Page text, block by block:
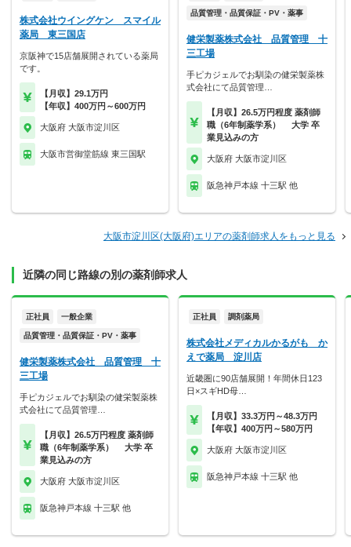
株式会社ウイングケン スマイル
薬局 東三国店
京阪神で15店舗展開されている薬局
です。
【月収】29.1万円
【年収】400万円～600万円
大阪府 大阪市淀川区
大阪市営御堂筋線 東三国駅
品質管理・品質保証・PV・薬事
健栄製薬株式会社 品質管理 十
三工場
手ピカジェルでお馴染の健栄製薬株
式会社にて品質管理…
【月収】26.5万円程度 薬剤師
職（6年制薬学系） 大学 卒
業見込みの方
大阪府 大阪市淀川区
阪急神戸本線 十三駅 他
大阪市淀川区(大阪府)エリアの薬剤師求人をもっと見る
近隣の同じ路線の別の薬剤師求人
正社員 一般企業
品質管理・品質保証・PV・薬事
健栄製薬株式会社 品質管理 十
三工場
手ピカジェルでお馴染の健栄製薬株
式会社にて品質管理…
【月収】26.5万円程度 薬剤師
職（6年制薬学系） 大学 卒
業見込みの方
大阪府 大阪市淀川区
阪急神戸本線 十三駅 他
正社員 調剤薬局
株式会社メディカルかるがも か
えで薬局 淀川店
近畿圏に90店舗展開！年間休日123
日×スギHD母…
【月収】33.3万円～48.3万円
【年収】400万円～580万円
大阪府 大阪市淀川区
阪急神戸本線 十三駅 他